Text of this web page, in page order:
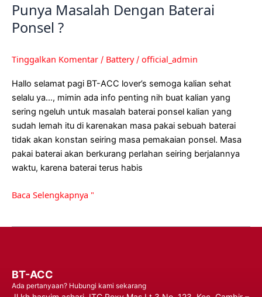
Punya Masalah Dengan Baterai
Ponsel ?
Tinggalkan Komentar / Battery/ official_admin
Hallo selamat pagi BT-ACC lover’s semoga kalian sehat
selalu ya…, mimin ada info penting nih buat kalian yang
sering ngeluh untuk masalah baterai ponsel kalian yang
sudah lemah itu di karenakan masa pakai sebuah baterai
tidak akan konstan seiring masa pemakaian ponsel. Masa
pakai baterai akan berkurang perlahan seiring berjalannya
waktu, karena baterai terus habis
Baca Selengkapnya "
BT-ACC
Ada pertanyaan? Hubungi kami sekarang